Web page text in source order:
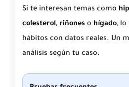
Si te interesan temas como
colesterol, riñones o hígado, lo
hábitos con datos reales. Un
análisis según tu caso.